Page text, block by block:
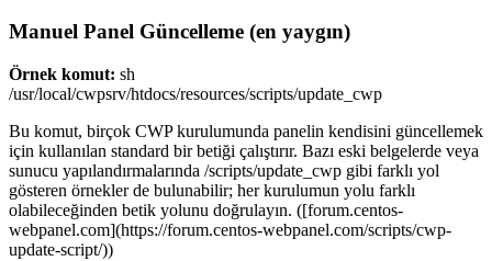
Manuel Panel Güncelleme (en yaygın)
Örnek komut: sh
/usr/local/cwpsrv/htdocs/resources/scripts/update_cwp
Bu komut, birçok CWP kurulumunda panelin kendisini güncellemek
için kullanılan standard bir betiği çalıştırır. Bazı eski belgelerde veya
sunucu yapılandırmalarında /scripts/update_cwp gibi farklı yol
gösteren örnekler de bulunabilir; her kurulumun yolu farklı
olabileceğinden betik yolunu doğrulayın. ([forum.centos-
webpanel.com](https://forum.centos-webpanel.com/scripts/cwp-
update-script/))